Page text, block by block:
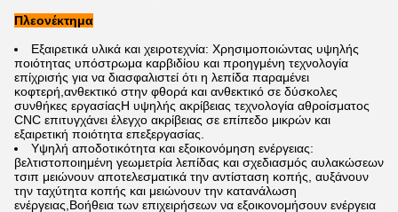
Πλεονέκτημα
Εξαιρετικά υλικά και χειροτεχνία: Χρησιμοποιώντας υψηλής
ποιότητας υπόστρωμα καρβιδίου και προηγμένη τεχνολογία
επίχρισής για να διασφαλιστεί ότι η λεπίδα παραμένει
κοφτερή,ανθεκτικό στην φθορά και ανθεκτικό σε δύσκολες
συνθήκες εργασίαςΗ υψηλής ακρίβειας τεχνολογία αθροίσματος
CNC επιτυγχάνει έλεγχο ακρίβειας σε επίπεδο μικρών και
εξαιρετική ποιότητα επεξεργασίας.
Υψηλή αποδοτικότητα και εξοικονόμηση ενέργειας:
βελτιστοποιημένη γεωμετρία λεπίδας και σχεδιασμός αυλακώσεων
τσιπ μειώνουν αποτελεσματικά την αντίσταση κοπής, αυξάνουν
την ταχύτητα κοπής και μειώνουν την κατανάλωση
ενέργειας,Βοήθεια των επιχειρήσεων να εξοικονομήσουν ενέργεια